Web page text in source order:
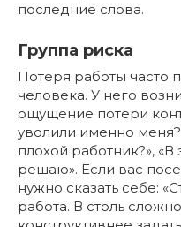
последние слова.
Группа риска
Потеря работы часто
человека. У него
ощущение потери
уволили именно
плохой работник?»,
решаю». Если вас
нужно сказать себе:
работа. В столь